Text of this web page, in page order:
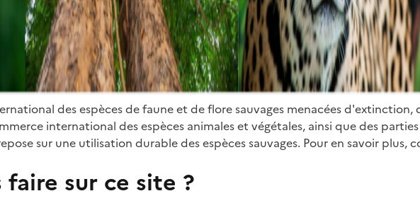
des espèces de faune et de flore sauvages menacées
international des espèces animales et végétales, ainsi que des
sur une utilisation durable des espèces sauvages. Pour en savoir plus,
sur ce site ?